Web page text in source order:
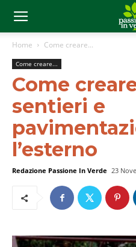
Home Come creare...
Come creare...
Come
sentieri e
l’esterno
Redazione Passione In Verde 23